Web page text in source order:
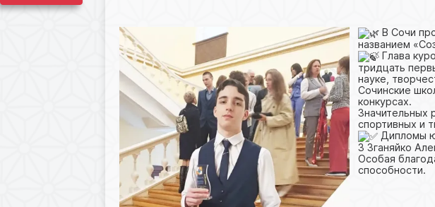
В Сочи
названием
Глава
тридцать
науке,
Сочинские
конкурсах.
Значительных
спортивных и
Дипломы
3 Зганяйко
Особая
способности.